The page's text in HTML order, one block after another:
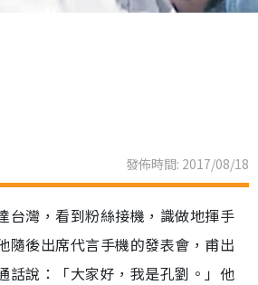
發佈時間: 2017/08/18
台灣，看到粉絲接機，識做地揮手
隨後出席代言手機的發表會，甫出
話說：「大家好，我是孔劉。」他